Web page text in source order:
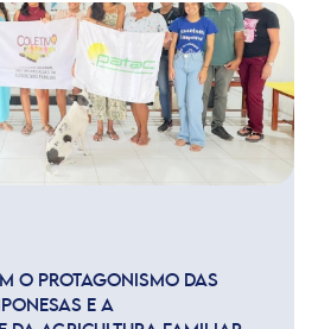
O PROTAGONISMO DAS
E A